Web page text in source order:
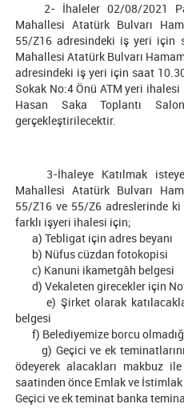
2- İhaleler 02/08/2021
Mahallesi Atatürk Bulvarı
55/Z16 adresindeki iş yeri için
Mahallesi Atatürk Bulvarı
adresindeki iş yeri için saat
Sokak No:4 Önü ATM yeri
Hasan Saka Toplantı
gerçekleştirilecektir.
3-İhaleye Katılmak
Mahallesi Atatürk Bulvarı
55/Z16 ve 55/Z6 adreslerinde
farklı işyeri ihalesi için;
a) Tebligat için adres beyanı
b) Nüfus cüzdan fotokopisi
c) Kanuni ikametgâh belgesi
d) Vekaleten girecekler için
e) Şirket olarak
belgesi
f) Belediyemize borcu
g) Geçici ve ek
ödeyerek alacakları makbuz
saatinden önce Emlak ve
Geçici ve ek teminat banka